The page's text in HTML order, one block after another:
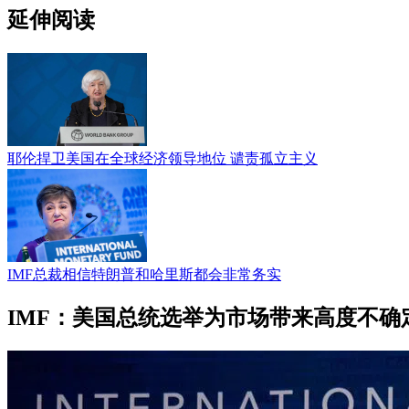
延伸阅读
耶伦捍卫美国在全球经济领导地位 谴责孤立主义
IMF总裁相信特朗普和哈里斯都会非常务实
IMF：美国总统选举为市场带来高度不确